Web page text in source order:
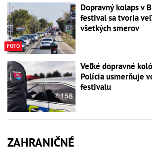
FOTO
Dopravný kolaps v
festival sa tvoria
všetkých smerov
Veľké dopravné
Polícia usmerňuje
festivalu
ZAHRANIČNÉ